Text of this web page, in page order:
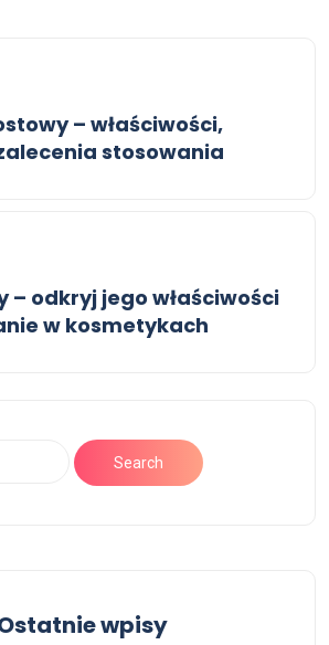
– właściwości,
stosowania
– odkryj jego właściwości
w kosmetykach
wpisy